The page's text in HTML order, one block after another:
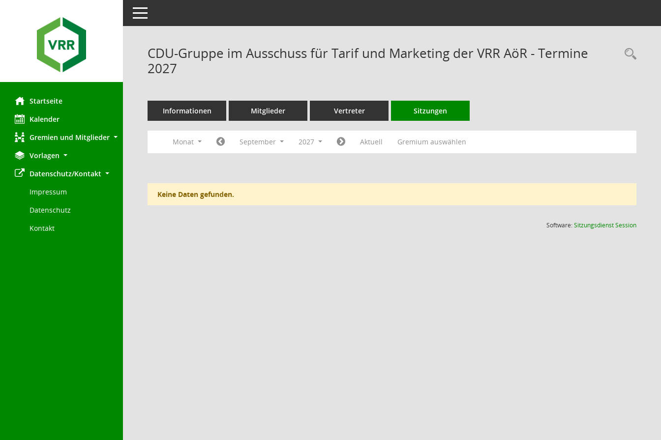
Startseite
Kalender
Gremien und Mitglieder
Vorlagen
Datenschutz/Kontakt
Impressum
Datenschutz
Kontakt
Toggle navigation
CDU-Gruppe im Ausschuss für Tarif und Marketing der VRR AöR - Termine
2027
Informationen Mitglieder Vertreter Sitzungen
Monat September 2027 Aktuell Gremium auswählen
Keine Daten gefunden.
Software:SitzungsdienstSession(Wird in